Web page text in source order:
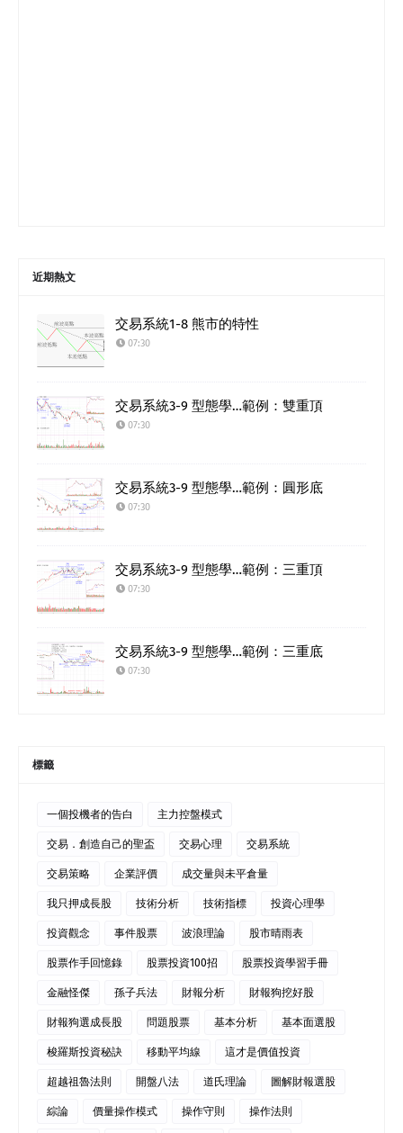
近期熱文
交易系統1-8 熊市的特性
07:30
交易系統3-9 型態學…範例：雙重頂
07:30
交易系統3-9 型態學…範例：圓形底
07:30
交易系統3-9 型態學…範例：三重頂
07:30
交易系統3-9 型態學…範例：三重底
07:30
標籤
一個投機者的告白 主力控盤模式
交易．創造自己的聖盃 交易心理 交易系統
交易策略 企業評價 成交量與未平倉量
我只押成長股 技術分析 技術指標 投資心理學
投資觀念 事件股票 波浪理論 股市晴雨表
股票作手回憶錄 股票投資100招 股票投資學習手冊
金融怪傑 孫子兵法 財報分析 財報狗挖好股
財報狗選成長股 問題股票 基本分析 基本面選股
梭羅斯投資秘訣 移動平均線 這才是價值投資
超越祖魯法則 開盤八法 道氏理論 圖解財報選股
綜論 價量操作模式 操作守則 操作法則